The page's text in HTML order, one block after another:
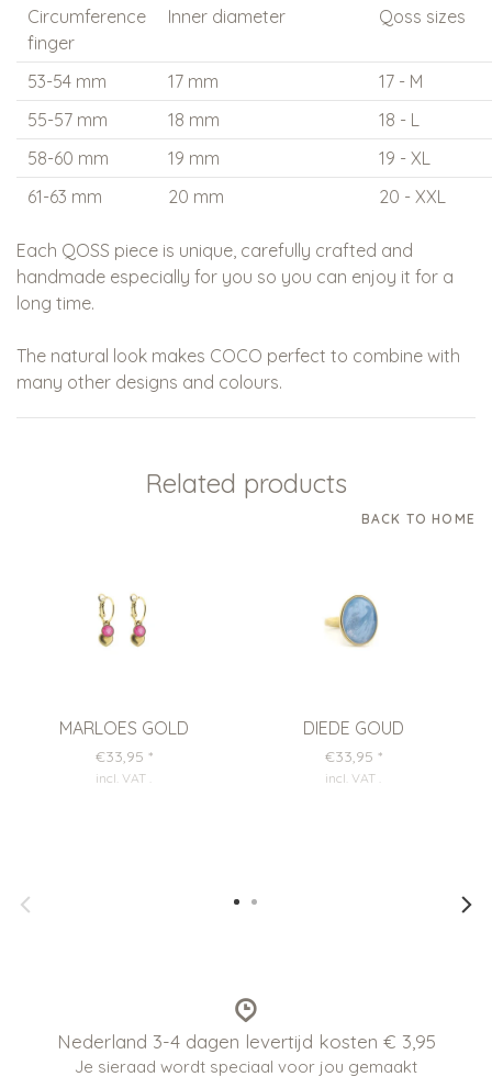
Circumference
finger
Inner diameter Qoss sizes
53-54 mm 17 mm
17 - M
55-57 mm
18 mm
18 - L
58-60 mm
19 mm
19 - XL
61-63 mm
20 mm 20 - XXL
Each QOSS piece is unique, carefully crafted and
handmade especially for you so you can enjoy it for a
long time.
The natural look makes COCO perfect to combine with
many other designs and colours.
Related products
BACK TO HOME
MARLOES GOLD
€33,95 *
incl. VAT
DIEDE GOUD
€33,95 *
incl. VAT
Nederland 3-4 dagen levertijd kosten € 3,95
Je sieraad wordt speciaal voor jou gemaakt